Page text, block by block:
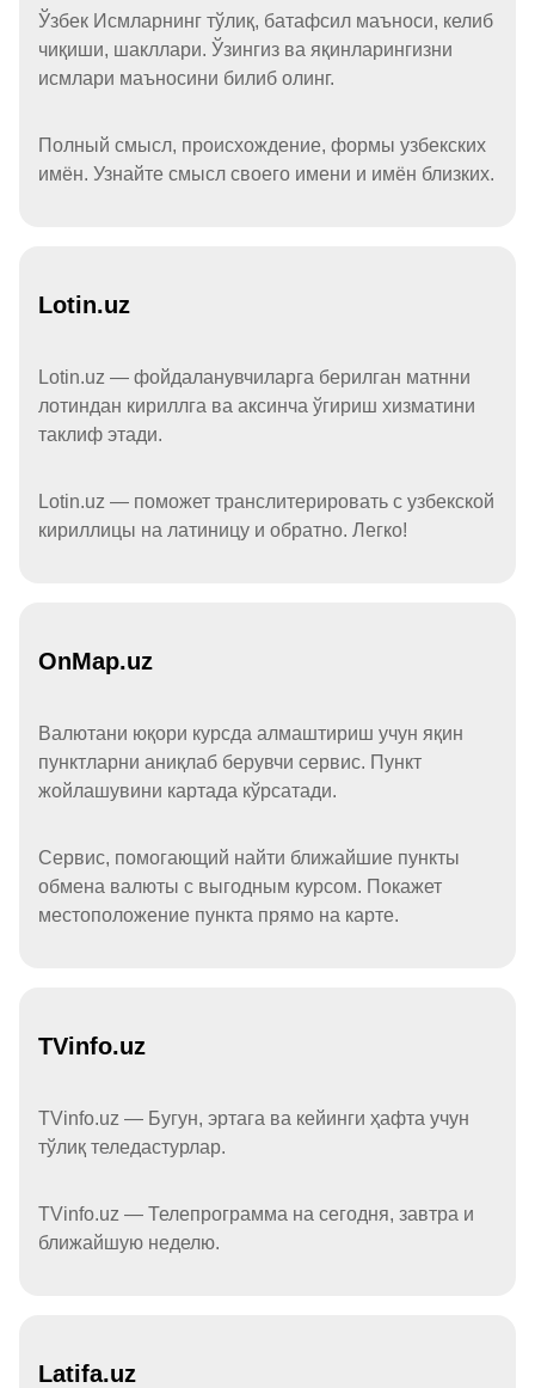
Ўзбек Исмларнинг тўлиқ, батафсил маъноси, келиб
чиқиши, шакллари. Ўзингиз ва яқинларингизни
исмлари маъносини билиб олинг.
Полный смысл, происхождение, формы узбекских
имён. Узнайте смысл своего имени и имён близких.
Lotin.uz
Lotin.uz — фойдаланувчиларга берилган матнни
лотиндан кириллга ва аксинча ўгириш хизматини
таклиф этади.
Lotin.uz — поможет транслитерировать с узбекской
кириллицы на латиницу и обратно. Легко!
OnMap.uz
Валютани юқори курсда алмаштириш учун яқин
пунктларни аниқлаб берувчи сервис. Пункт
жойлашувини картада кўрсатади.
Сервис, помогающий найти ближайшие пункты
обмена валюты с выгодным курсом. Покажет
местоположение пункта прямо на карте.
TVinfo.uz
TVinfo.uz — Бугун, эртага ва кейинги ҳафта учун
тўлиқ теледастурлар.
TVinfo.uz — Телепрограмма на сегодня, завтра и
ближайшую неделю.
Latifa.uz